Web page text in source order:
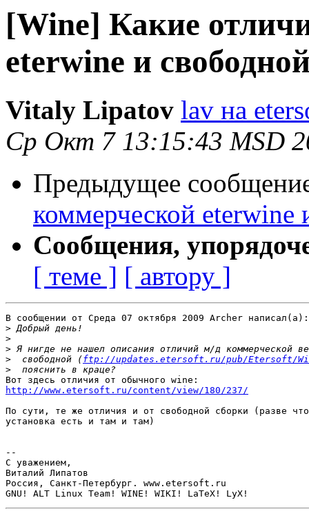
[Wine] Какие
eterwine и
Vitaly Lipatov lav на
Ср Окт 7 13:15:43 MSD
Предыдущее
коммерческой eterwine
Сообщения,
[ теме ] [ автору ]
В сообщении от Среда 07 октября 2009 Archer написал(a):
>
>
>
>
  свободной (
ftp://updates.etersoft.ru/pub/Etersoft/
>
http://www.etersoft.ru/content/view/180/237/
По сути, те же отличия и от свободной сборки (разве
установка есть и там и там)
--
С уважением,
Виталий Липатов
Россия, Санкт-Петербург. www.etersoft.ru